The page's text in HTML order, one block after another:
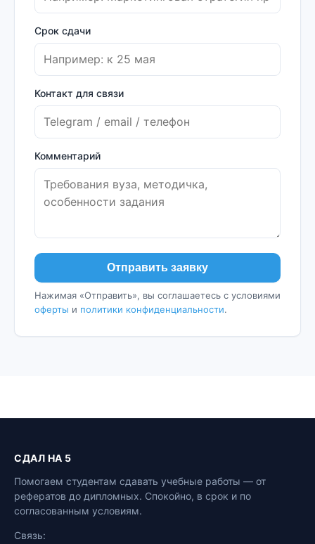
Срок сдачи
Контакт для связи
Комментарий
Отправить заявку
Нажимая «Отправить», вы соглашаетесь с условиями
оферты и политики конфиденциальности.
СДАЛ НА 5
Помогаем студентам сдавать учебные работы — от
рефератов до дипломных. Спокойно, в срок и по
согласованным условиям.
Связь: